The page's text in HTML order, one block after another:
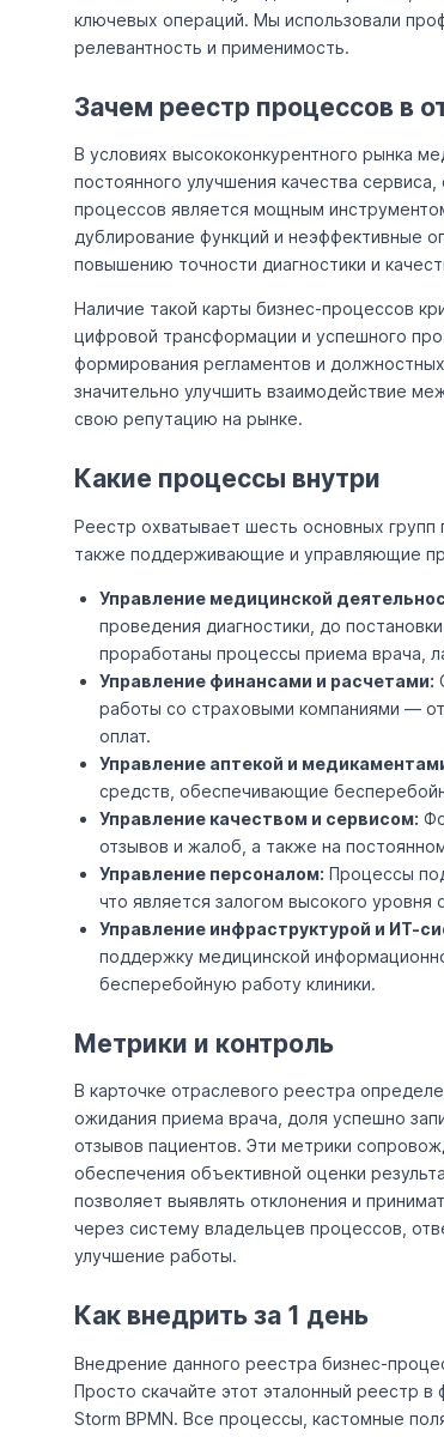
ключевых операций. Мы использовали
релевантность и применимость.
Зачем реестр процессов в
В условиях высококонкурентного рынка
постоянного улучшения качества
процессов является мощным
дублирование функций и неэффективные
повышению точности диагностики и
Наличие такой карты бизнес-процессов
цифровой трансформации и успешного
формирования регламентов и
значительно улучшить взаимодействие
свою репутацию на рынке.
Какие процессы внутри
Реестр охватывает шесть основных
также поддерживающие и управляющие
Управление медицинской
проведения диагностики, до
проработаны процессы приема врача,
Управление финансами и расчетами:
работы со страховыми компаниями —
оплат.
Управление аптекой и
средств, обеспечивающие
Управление качеством и сервисом:
отзывов и жалоб, а также на
Управление персоналом: Процессы
что является залогом высокого уровня
Управление инфраструктурой и ИТ-
поддержку медицинской
бесперебойную работу клиники.
Метрики и контроль
В карточке отраслевого реестра
ожидания приема врача, доля успешно
отзывов пациентов. Эти метрики
обеспечения объективной оценки
позволяет выявлять отклонения и
через систему владельцев процессов,
улучшение работы.
Как внедрить за 1 день
Внедрение данного реестра бизнес-
Просто скачайте этот эталонный реестр
Storm BPMN. Все процессы, кастомные